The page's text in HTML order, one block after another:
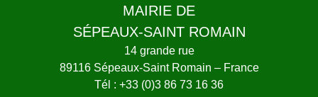
MAIRIE DE
SÉPEAUX-SAINT ROMAIN
14 grande rue
89116 Sépeaux-Saint Romain – France
Tél : +33 (0)3 86 73 16 36